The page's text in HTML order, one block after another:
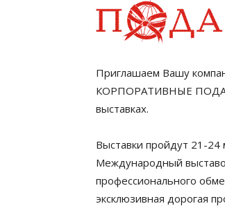
Приглашаем Вашу
КОРПОРАТИВНЫЕ
выставках.
Выставки пройдут 21-
Международный
профессионального
эксклюзивная дорогая